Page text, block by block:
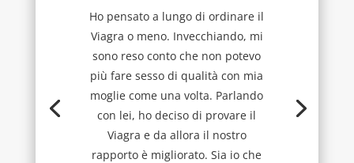
Ho pensato a lungo di ordinare il
Viagra o meno. Invecchiando, mi
sono reso conto che non potevo
più fare sesso di qualità con mia
moglie come una volta. Parlando
con lei, ho deciso di provare il
Viagra e da allora il nostro
rapporto è migliorato. Sia io che